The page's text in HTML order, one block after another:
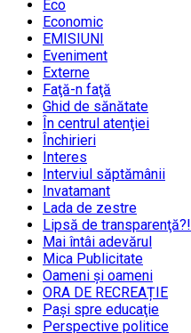
Eco
Economic
EMISIUNI
Eveniment
Externe
Faţă-n faţă
Ghid de sănătate
În centrul atenţiei
Închirieri
Interes
Interviul săptămânii
Invatamant
Lada de zestre
Lipsă de transparenţă?!
Mai întâi adevărul
Mica Publicitate
Oameni şi oameni
ORA DE RECREAȚIE
Paşi spre educaţie
Perspective politice